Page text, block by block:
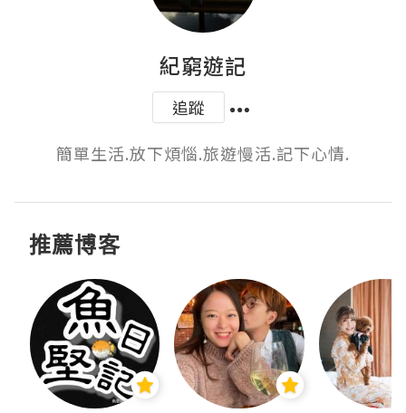
紀窮遊記
追蹤
簡單生活.放下煩惱.旅遊慢活.記下心情.
推薦博客